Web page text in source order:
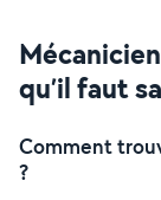
qu’il faut
Comment
?